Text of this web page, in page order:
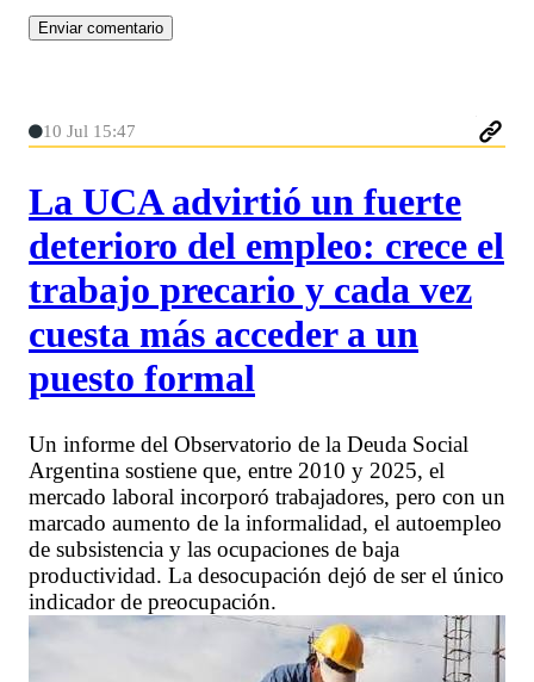
10 Jul 15:47
La UCA advirtió un fuerte
deterioro del empleo: crece el
trabajo precario y cada vez
cuesta más acceder a un
puesto formal
Un informe del Observatorio de la Deuda Social
Argentina sostiene que, entre 2010 y 2025, el
mercado laboral incorporó trabajadores, pero con un
marcado aumento de la informalidad, el autoempleo
de subsistencia y las ocupaciones de baja
productividad. La desocupación dejó de ser el único
indicador de preocupación.